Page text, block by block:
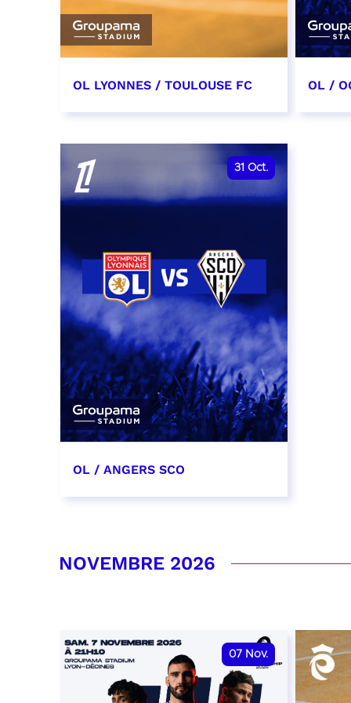
OL LYONNES / TOULOUSE FC
date et heure à confirmer
RÉSERVER
OL /
31 Oct.
OL / ANGERS SCO
RÉSERVER
NOVEMBRE 2026
07 Nov.